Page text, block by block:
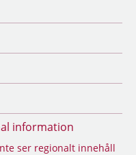
information
ser regionalt innehåll